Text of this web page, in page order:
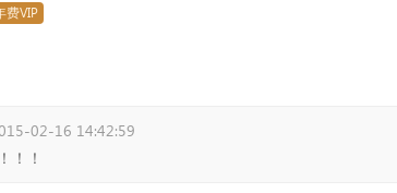
费VIP
02-16 14:42:59
！！